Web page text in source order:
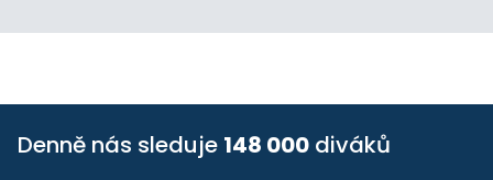
Denně nás sleduje 148 000 diváků